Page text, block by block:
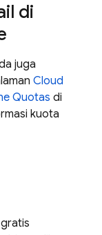
di
juga
Cloud
Quotas di
kuota